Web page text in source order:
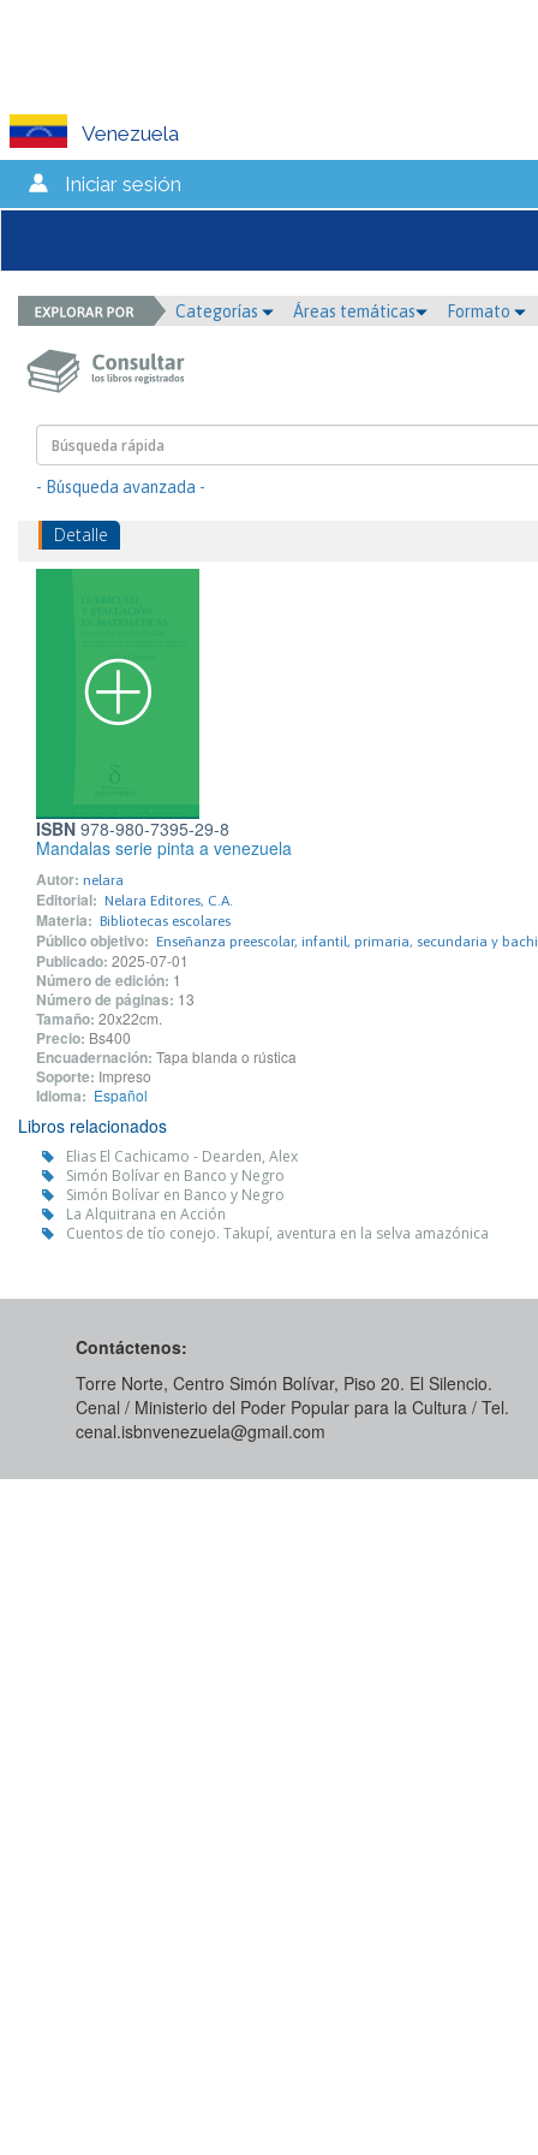
Venezuela
Iniciar sesión
Categorías Áreas temáticas Formato
- Búsqueda avanzada -
Detalle
ISBN 978-980-7395-29-8
Mandalas serie pinta a venezuela
Autor: nelara
Editorial: Nelara Editores, C.A.
Materia: Bibliotecas escolares
Público objetivo: Enseñanza preescolar, infantil, primaria, secundaria y
Publicado: 2025-07-01
Número de edición: 1
Número de páginas: 13
Tamaño: 20x22cm.
Precio: Bs400
Encuadernación: Tapa blanda o rústica
Soporte: Impreso
Idioma: Español
Libros relacionados
Elias El Cachicamo - Dearden, Alex
Simón Bolívar en Banco y Negro
Simón Bolívar en Banco y Negro
La Alquitrana en Acción
Cuentos de tío conejo. Takupí, aventura en la selva amazónica
Contáctenos:
Torre Norte, Centro Simón Bolívar, Piso 20. El Silencio.
Cenal / Ministerio del Poder Popular para la Cultura / Tel.
cenal.isbnvenezuela@gmail.com